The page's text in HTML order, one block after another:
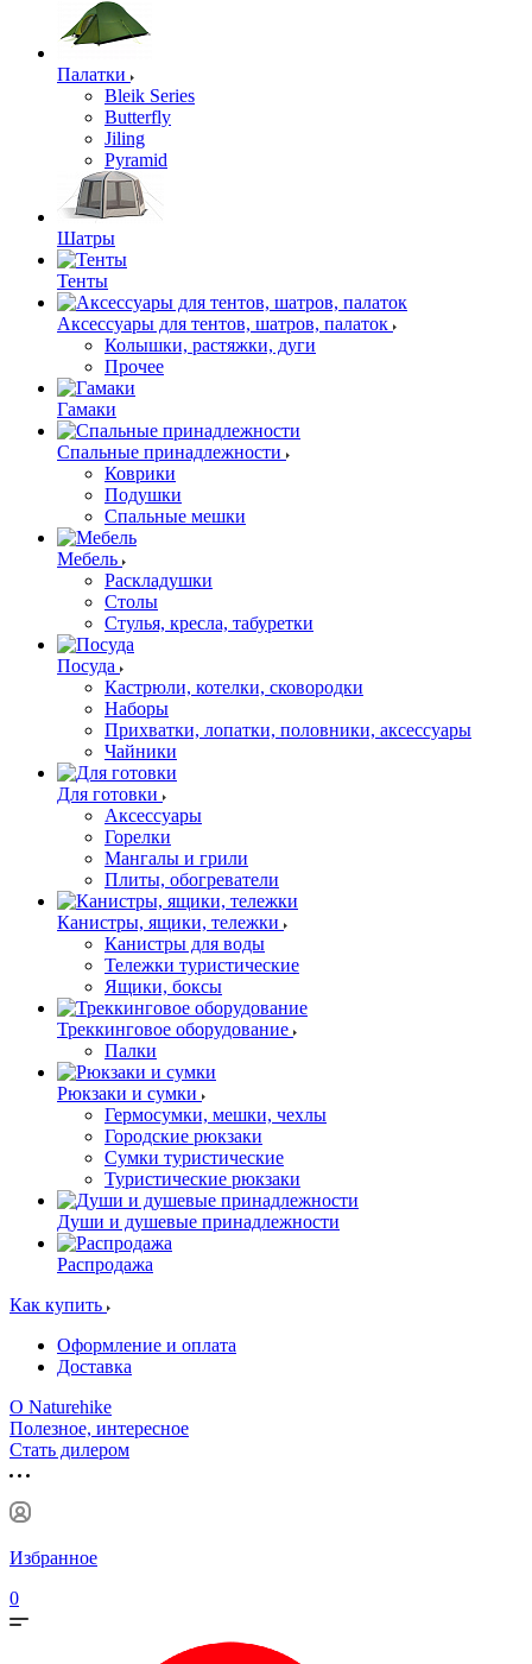
Палатки
Bleik Series
Butterfly
Jiling
Pyramid
Шатры
Тенты
Аксессуары для тентов, шатров, палаток
Колышки, растяжки, дуги
Прочее
Гамаки
Спальные принадлежности
Коврики
Подушки
Спальные мешки
Мебель
Раскладушки
Столы
Стулья, кресла, табуретки
Посуда
Кастрюли, котелки, сковородки
Наборы
Прихватки, лопатки, половники, аксессуары
Чайники
Для готовки
Аксессуары
Горелки
Мангалы и грили
Плиты, обогреватели
Канистры, ящики, тележки
Канистры для воды
Тележки туристические
Ящики, боксы
Треккинговое оборудование
Палки
Рюкзаки и сумки
Гермосумки, мешки, чехлы
Городские рюкзаки
Сумки туристические
Туристические рюкзаки
Души и душевые принадлежности
Распродажа
Как купить
Оформление и оплата
Доставка
О Naturehike
Полезное, интересное
Стать дилером
Избранное
0